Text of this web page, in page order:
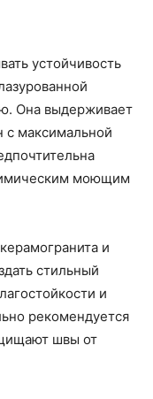
устойчивость
Она выдерживает
с максимальной
моющим
и
стильный
и
рекомендуется
швы от